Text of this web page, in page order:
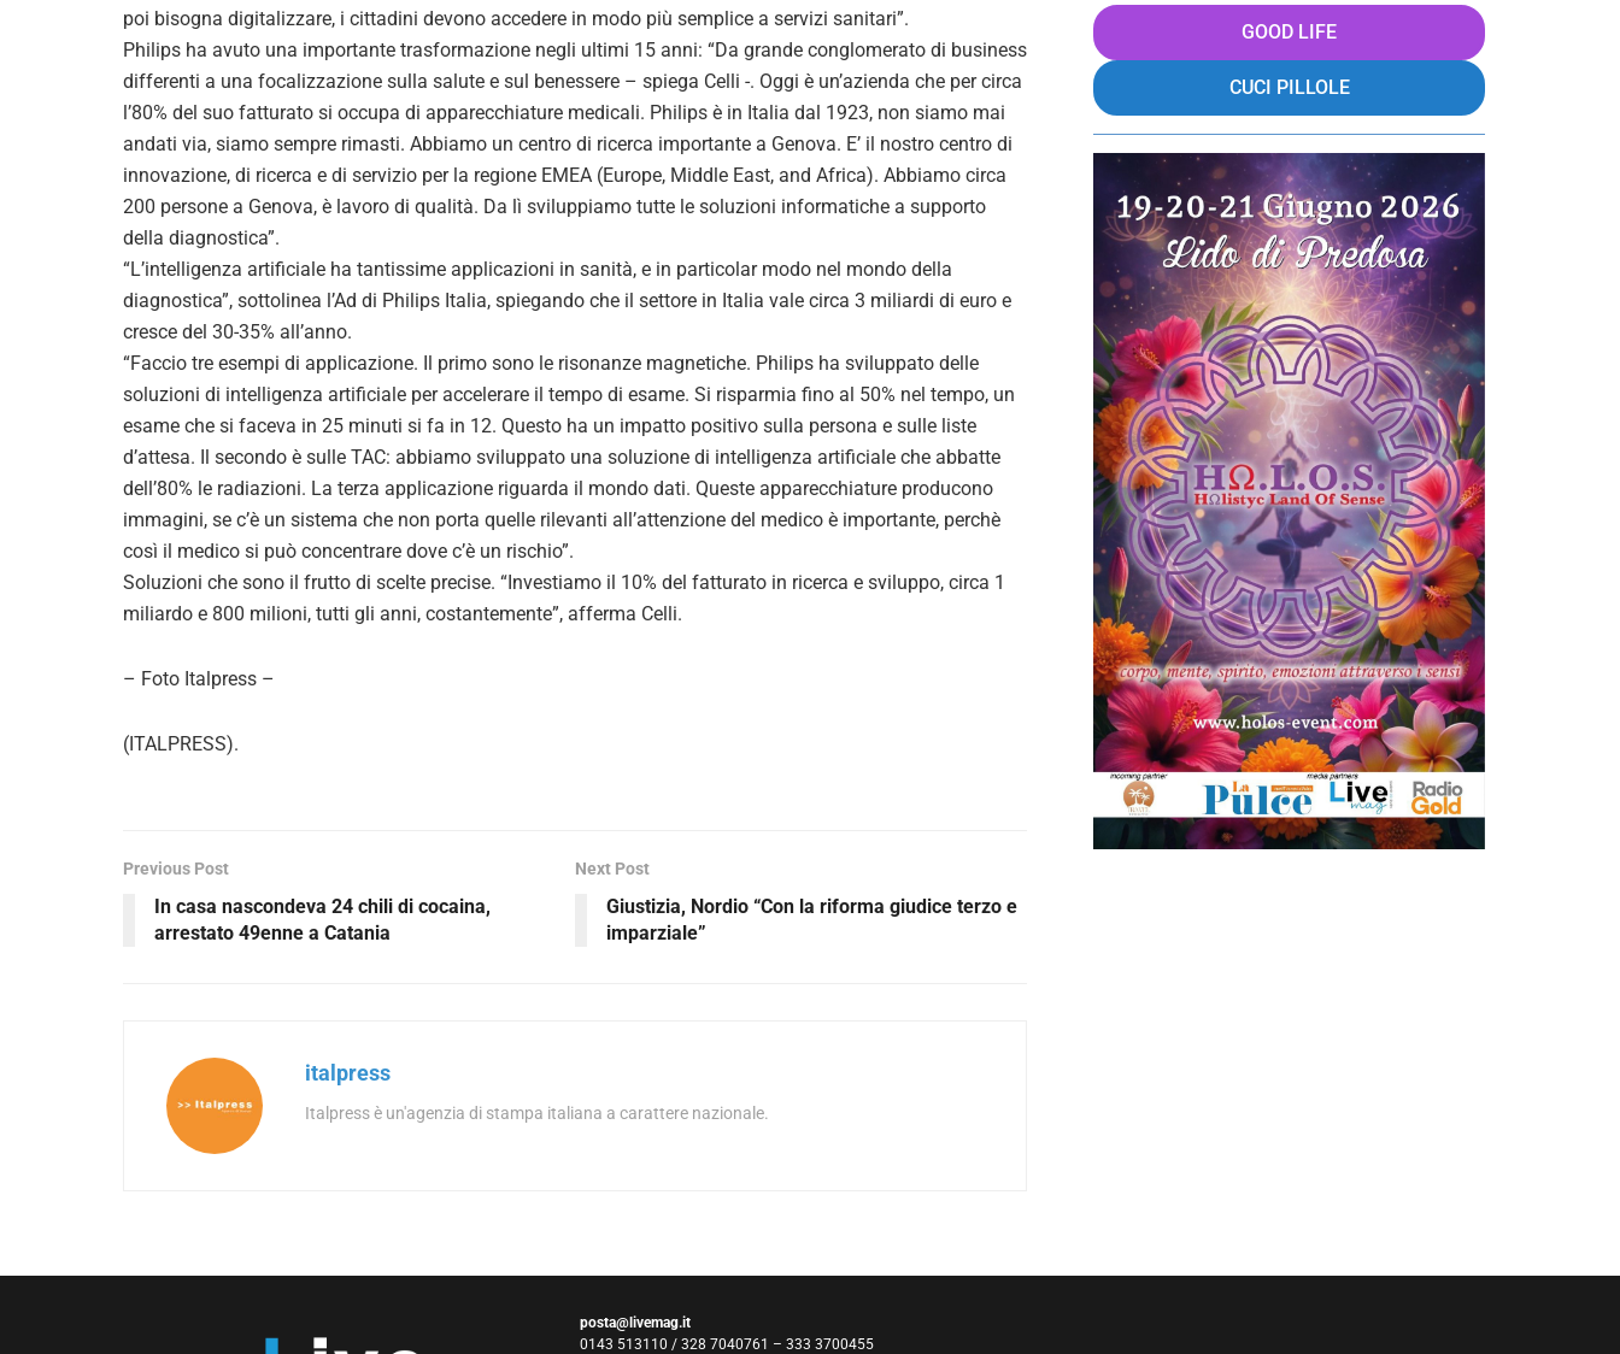
poi bisogna digitalizzare, i cittadini devono accedere in modo più semplice a servizi sanitari”.
Philips ha avuto una importante trasformazione negli ultimi 15 anni: “Da grande conglomerato di business
differenti a una focalizzazione sulla salute e sul benessere – spiega Celli -. Oggi è un’azienda che per circa
l’80% del suo fatturato si occupa di apparecchiature medicali. Philips è in Italia dal 1923, non siamo mai
andati via, siamo sempre rimasti. Abbiamo un centro di ricerca importante a Genova. E’ il nostro centro di
innovazione, di ricerca e di servizio per la regione EMEA (Europe, Middle East, and Africa). Abbiamo circa
200 persone a Genova, è lavoro di qualità. Da lì sviluppiamo tutte le soluzioni informatiche a supporto
della diagnostica”.
“L’intelligenza artificiale ha tantissime applicazioni in sanità, e in particolar modo nel mondo della
diagnostica”, sottolinea l’Ad di Philips Italia, spiegando che il settore in Italia vale circa 3 miliardi di euro e
cresce del 30-35% all’anno.
“Faccio tre esempi di applicazione. Il primo sono le risonanze magnetiche. Philips ha sviluppato delle
soluzioni di intelligenza artificiale per accelerare il tempo di esame. Si risparmia fino al 50% nel tempo, un
esame che si faceva in 25 minuti si fa in 12. Questo ha un impatto positivo sulla persona e sulle liste
d’attesa. Il secondo è sulle TAC: abbiamo sviluppato una soluzione di intelligenza artificiale che abbatte
dell’80% le radiazioni. La terza applicazione riguarda il mondo dati. Queste apparecchiature producono
immagini, se c’è un sistema che non porta quelle rilevanti all’attenzione del medico è importante, perchè
così il medico si può concentrare dove c’è un rischio”.
Soluzioni che sono il frutto di scelte precise. “Investiamo il 10% del fatturato in ricerca e sviluppo, circa 1
miliardo e 800 milioni, tutti gli anni, costantemente”, afferma Celli.
– Foto Italpress –
(ITALPRESS).
Previous Post
In casa nascondeva 24 chili di cocaina,
arrestato 49enne a Catania
Next Post
Giustizia, Nordio “Con la riforma giudice terzo e
imparziale”
italpress
Italpress è un'agenzia di stampa italiana a carattere nazionale.
GOOD LIFE
CUCI PILLOLE
posta@livemag.it
0143 513110 / 328 7040761 – 333 3700455